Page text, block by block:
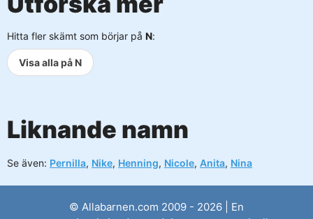
Hitta fler skämt som börjar på N:
Visa alla på N
Liknande namn
Se även: Pernilla, Nike, Henning, Nicole, Anita, Nina
© Allabarnen.com 2009 - 2026 | En